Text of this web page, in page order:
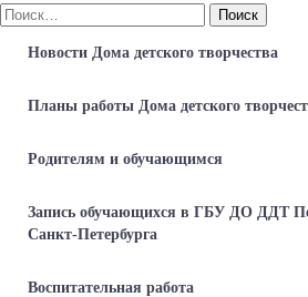
Найти:
Новости Дома детского творчества
Планы работы Дома детского
Родителям и обучающимся
Запись обучающихся в ГБУ ДО ДДТ
Санкт-Петербурга
Воспитательная работа